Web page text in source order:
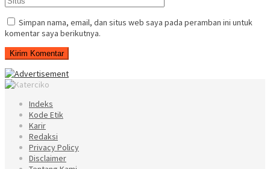
Simpan nama, email, dan situs web saya pada peramban ini untuk
komentar saya berikutnya.
Indeks
Kode Etik
Karir
Redaksi
Privacy Policy
Disclaimer